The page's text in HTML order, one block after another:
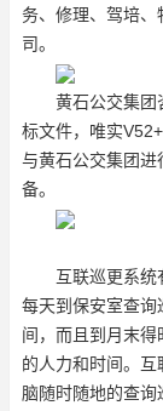
务、修理、驾培
司。
黄石公交集团
标文件，唯实
与黄石公交集团
备。
互联巡更系
每天到保安室查询
间，而且到月末
的人力和时间。
脑随时随地的查